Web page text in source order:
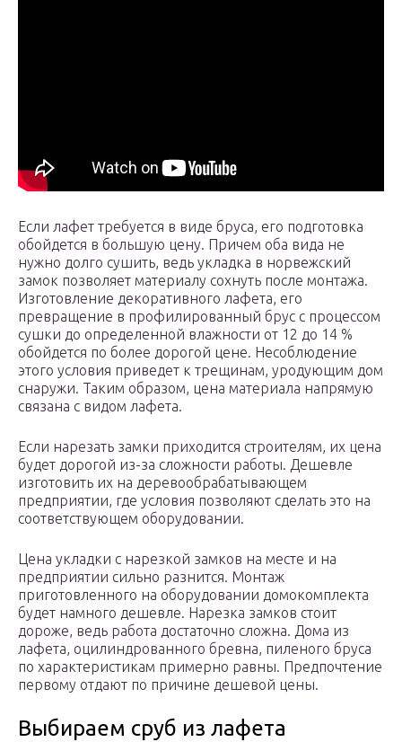
Если лафет требуется в виде бруса, его подготовка
обойдется в большую цену. Причем оба вида не
нужно долго сушить, ведь укладка в норвежский
замок позволяет материалу сохнуть после монтажа.
Изготовление декоративного лафета, его
превращение в профилированный брус с процессом
сушки до определенной влажности от 12 до 14 %
обойдется по более дорогой цене. Несоблюдение
этого условия приведет к трещинам, уродующим дом
снаружи. Таким образом, цена материала напрямую
связана с видом лафета.
Если нарезать замки приходится строителям, их цена
будет дорогой из-за сложности работы. Дешевле
изготовить их на деревообрабатывающем
предприятии, где условия позволяют сделать это на
соответствующем оборудовании.
Цена укладки с нарезкой замков на месте и на
предприятии сильно разнится. Монтаж
приготовленного на оборудовании домокомплекта
будет намного дешевле. Нарезка замков стоит
дороже, ведь работа достаточно сложна. Дома из
лафета, оцилиндрованного бревна, пиленого бруса
по характеристикам примерно равны. Предпочтение
первому отдают по причине дешевой цены.
Выбираем сруб из лафета